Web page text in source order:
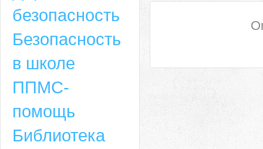
безопасность
Безопасность
в школе
ППМС-
помощь
Библиотека